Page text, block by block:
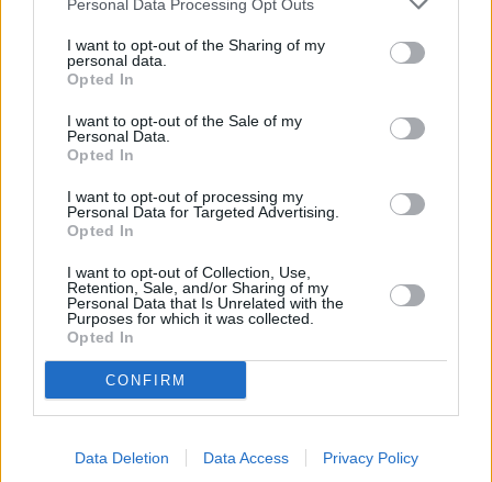
Personal Data Processing Opt Outs
I want to opt-out of the Sharing of my
personal data.
Opted In
I want to opt-out of the Sale of my
Personal Data.
Opted In
I want to opt-out of processing my
Personal Data for Targeted Advertising.
Opted In
I want to opt-out of Collection, Use,
Retention, Sale, and/or Sharing of my
Personal Data that Is Unrelated with the
Purposes for which it was collected.
Opted In
CONFIRM
Data Deletion Data Access Privacy Policy
Provincia
Estos son 5 de los pueblos con